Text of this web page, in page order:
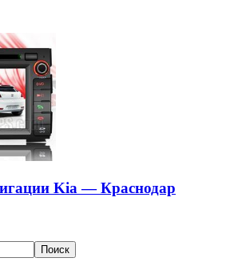
Kia — Краснодар